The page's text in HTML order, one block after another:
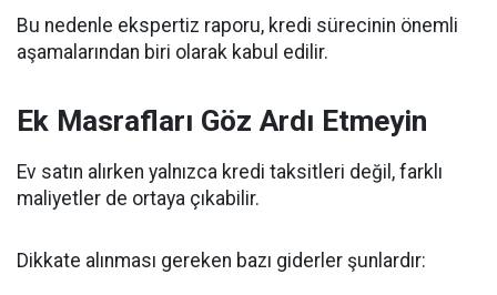
Bu nedenle ekspertiz raporu, kredi sürecinin önemli
aşamalarından biri olarak kabul edilir.
Ek Masrafları Göz Ardı Etmeyin
Ev satın alırken yalnızca kredi taksitleri değil, farklı
maliyetler de ortaya çıkabilir.
Dikkate alınması gereken bazı giderler şunlardır: